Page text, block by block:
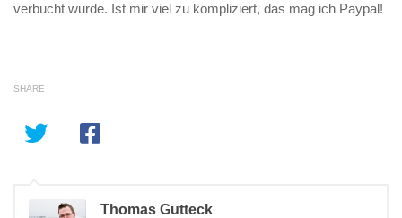
verbucht wurde. Ist mir viel zu kompliziert, das mag ich Paypal!
SHARE
Thomas Gutteck